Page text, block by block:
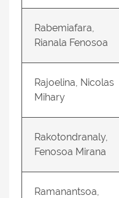
Rabemiafara,
Rianala Fenosoa
Rajoelina, Nicolas
Mihary
Rakotondranaly,
Fenosoa Mirana
Ramanantsoa,